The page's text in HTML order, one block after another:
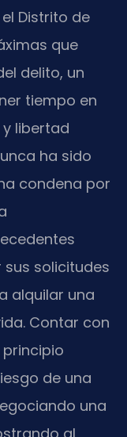
Distrito de
que
delito, un
tiempo en
libertad
ha sido
condena por
solicitudes
alquilar una
Contar con
de una
una